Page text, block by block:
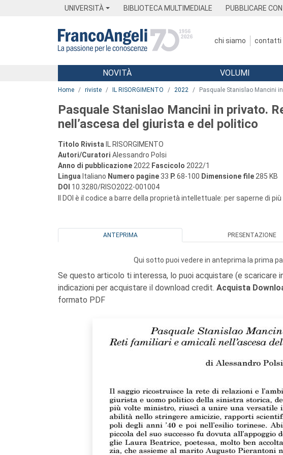
UNIVERSITÀ BIBLIOTECA MULTIMEDIALE PUBBLICARE CON
chi siamo contatti
Menu
NOVITÀ VOLUMI
Home riviste IL RISORGIMENTO 2022 Pasquale Stanislao Mancini
Pasquale Stanislao Mancini in privato.
nell’ascesa del giurista e del politico
Titolo Rivista IL RISORGIMENTO
Autori/Curatori Alessandro Polsi
Anno di pubblicazione 2022 Fascicolo 2022/1
Lingua Italiano Numero pagine 33 P. 68-100 Dimensione file 285 KB
DOI 10.3280/RISO2022-001004
Il DOI è il codice a barre della proprietà intellettuale: per saperne di più
ANTEPRIMA PRESENTAZIONE
Qui sotto puoi vedere in anteprima la prima
Se questo articolo ti interessa, lo puoi acquistare (e scaricare
indicazioni per acquistare il download credit. Acquista
formato PDF